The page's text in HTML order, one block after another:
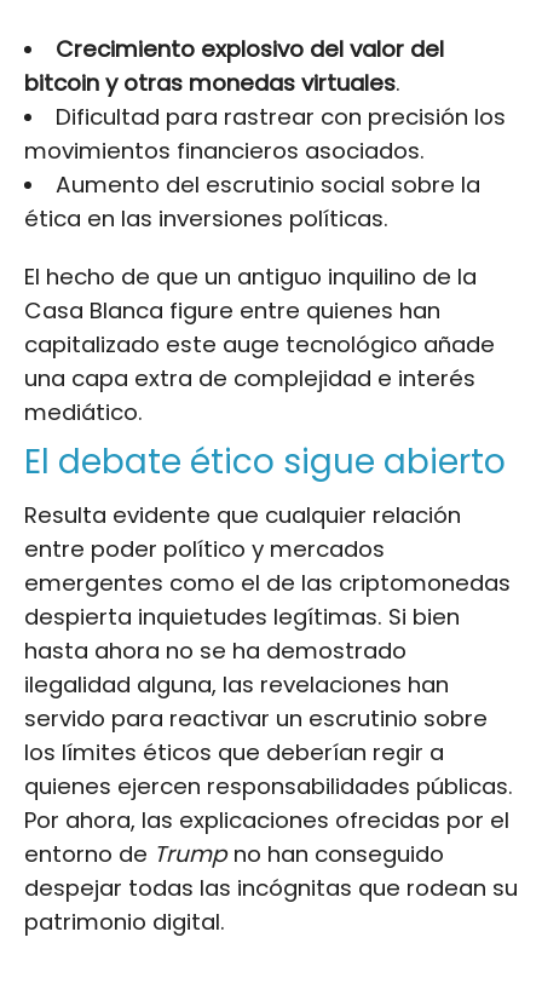
Crecimiento explosivo del valor del
bitcoin y otras monedas virtuales.
Dificultad para rastrear con precisión los
movimientos financieros asociados.
Aumento del escrutinio social sobre la
ética en las inversiones políticas.
El hecho de que un antiguo inquilino de la
Casa Blanca figure entre quienes han
capitalizado este auge tecnológico añade
una capa extra de complejidad e interés
mediático.
El debate ético sigue abierto
Resulta evidente que cualquier relación
entre poder político y mercados
emergentes como el de las criptomonedas
despierta inquietudes legítimas. Si bien
hasta ahora no se ha demostrado
ilegalidad alguna, las revelaciones han
servido para reactivar un escrutinio sobre
los límites éticos que deberían regir a
quienes ejercen responsabilidades públicas.
Por ahora, las explicaciones ofrecidas por el
entorno de Trumpno han conseguido
despejar todas las incógnitas que rodean su
patrimonio digital.